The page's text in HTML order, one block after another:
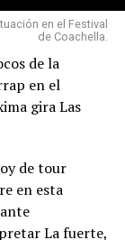
en el Festival
de Coachella.
de la
en el
gira Las
de tour
en esta
La fuerte,